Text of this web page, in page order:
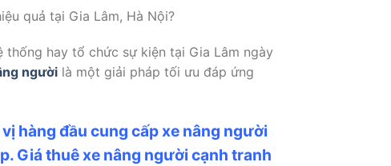
quả tại Gia Lâm, Hà Nội?
hay tổ chức sự kiện tại Gia Lâm ngày
ngườilà một giải pháp tối ưu đáp ứng
hàng đầu cung cấp xe nâng người
Giá thuê xe nâng người cạnh tranh